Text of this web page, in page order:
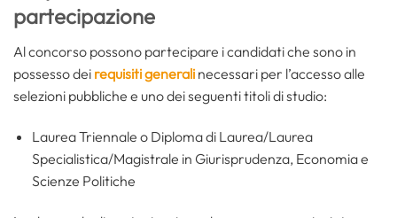
partecipazione
Al concorso possono partecipare i candidati che sono in
possesso dei requisiti generali necessari per l’accesso alle
selezioni pubbliche e uno dei seguenti titoli di studio:
Laurea Triennale o Diploma di Laurea/Laurea
Specialistica/Magistrale in Giurisprudenza, Economia e
Scienze Politiche